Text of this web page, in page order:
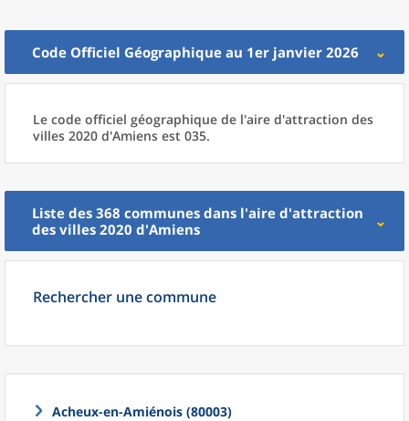
Code Officiel Géographique au 1er janvier 2026
Le code officiel géographique de l'aire d'attraction des
villes 2020 d'Amiens est 035.
Liste des 368 communes dans l'aire d'attraction
des villes 2020 d'Amiens
Rechercher une commune
Acheux-en-Amiénois (80003)